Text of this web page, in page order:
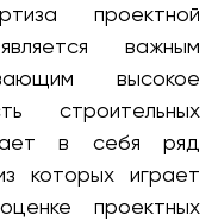
проектной
важным
высокое
строительных
в себя ряд
которых играет
проектных